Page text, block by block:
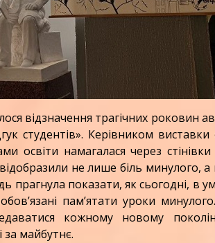
відзначення трагічних роковин
студентів». Керівником
освіти намагалася через
відобразили не лише біль минулого,
показати, як сьогодні, в
пам’ятати уроки
кожному новому
за майбутнє.